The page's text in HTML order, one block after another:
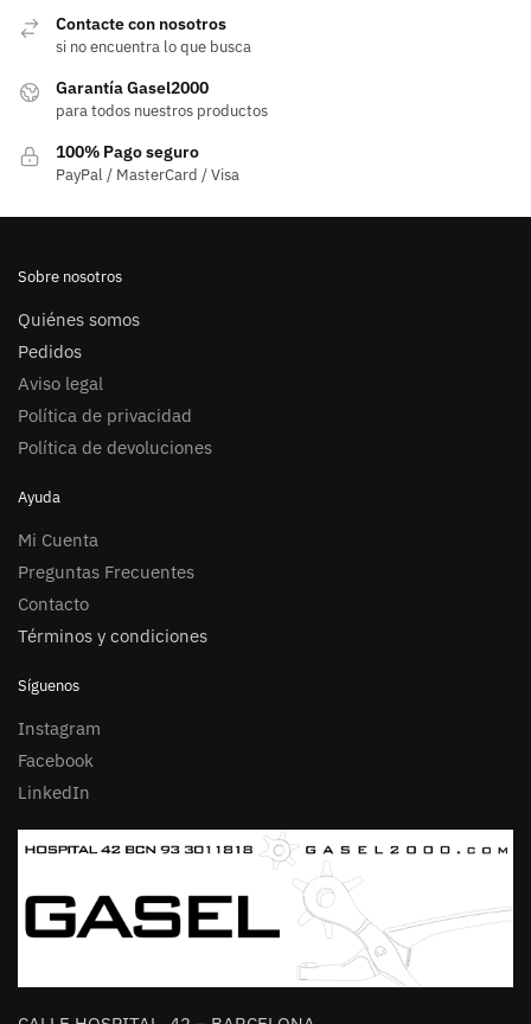
Contacte con nosotros
si no encuentra lo que busca
Garantía Gasel2000
para todos nuestros productos
100% Pago seguro
PayPal / MasterCard / Visa
Sobre nosotros
Quiénes somos
Pedidos
Aviso legal
Política de privacidad
Política de devoluciones
Ayuda
Mi Cuenta
Preguntas Frecuentes
Contacto
Términos y condiciones
Síguenos
Instagram
Facebook
LinkedIn